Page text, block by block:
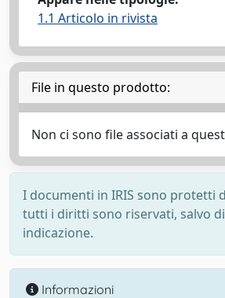
1.1 Articolo in rivista
File in questo prodotto:
Non ci sono file associati a
I documenti in IRIS sono protetti
tutti i diritti sono riservati, salvo
indicazione.
Informazioni